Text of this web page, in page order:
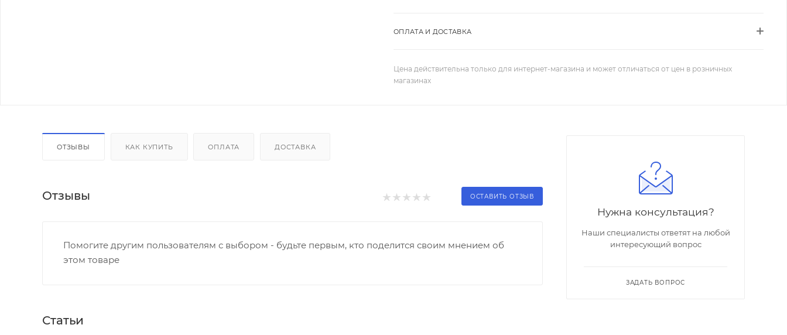
ОПЛАТА И ДОСТАВКА
Цена действительна только для интернет-магазина и может отличаться от цен в розничных
магазинах
ОТЗЫВЫ КАК КУПИТЬ ОПЛАТА ДОСТАВКА
Отзывы ОСТАВИТЬ ОТЗЫВ
Помогите другим пользователям с выбором - будьте первым, кто поделится своим мнением об
этом товаре
Статьи
Нужна консультация?
Наши специалисты ответят на любой
интересующий вопрос
ЗАДАТЬ ВОПРОС